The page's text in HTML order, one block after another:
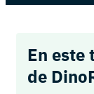
En este
de